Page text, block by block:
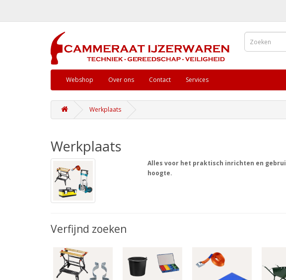
Webshop Over ons Contact Services
Werkplaats
Werkplaats
Alles voor het praktisch inrichten en
hoogte.
Verfijnd zoeken